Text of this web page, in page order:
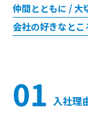
仲間とともに /大
会社の好きなとこ
01 入社理